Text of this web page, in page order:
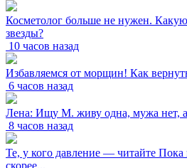
Косметолог больше не нужен.
звезды?
10 часов назад
Избавляемся от морщин! Как
6 часов назад
Лена: Ищу М. живу одна, мужа нет, а
8 часов назад
Те, у кого давление — читайте Пока
скорее...